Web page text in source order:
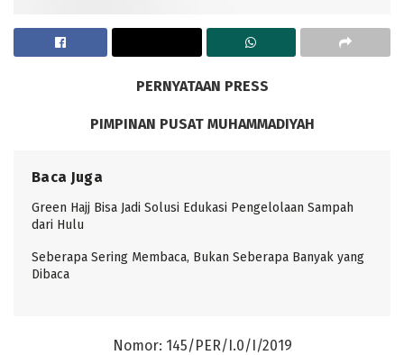
PERNYATAAN PRESS
PIMPINAN PUSAT MUHAMMADIYAH
Baca Juga
Green Hajj Bisa Jadi Solusi Edukasi Pengelolaan Sampah
dari Hulu
Seberapa Sering Membaca, Bukan Seberapa Banyak yang
Dibaca
Nomor: 145/PER/I.0/I/2019